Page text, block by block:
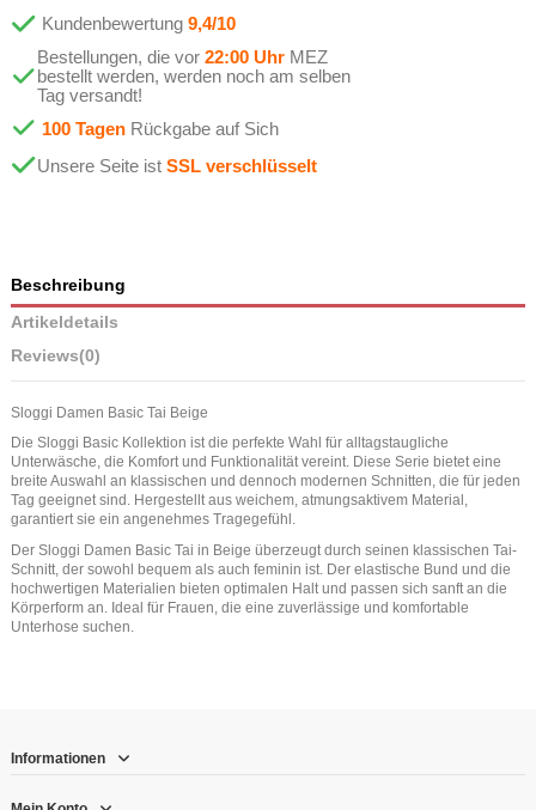
Kundenbewertung 9,4/10
Bestellungen, die vor 22:00 Uhr MEZ
bestellt werden, werden noch am selben
Tag versandt!
100 Tagen Rückgabe auf Sich
Unsere Seite ist SSL verschlüsselt
Beschreibung
Artikeldetails
Reviews(0)
Sloggi Damen Basic Tai Beige
Die Sloggi Basic Kollektion ist die perfekte Wahl für alltagstaugliche
Unterwäsche, die Komfort und Funktionalität vereint. Diese Serie bietet eine
breite Auswahl an klassischen und dennoch modernen Schnitten, die für jeden
Tag geeignet sind. Hergestellt aus weichem, atmungsaktivem Material,
garantiert sie ein angenehmes Tragegefühl.
Der Sloggi Damen Basic Tai in Beige überzeugt durch seinen klassischen Tai-
Schnitt, der sowohl bequem als auch feminin ist. Der elastische Bund und die
hochwertigen Materialien bieten optimalen Halt und passen sich sanft an die
Körperform an. Ideal für Frauen, die eine zuverlässige und komfortable
Unterhose suchen.
Informationen